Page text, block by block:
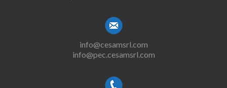
info@cesamsrl.com
info@pec.cesamsrl.com